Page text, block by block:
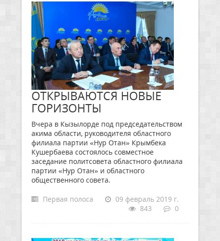
ОТКРЫВАЮТСЯ НОВЫЕ
ГОРИЗОНТЫ
Вчера в Кызылорде под председательством
акима области, руководителя областного
филиала партии «Нур Отан» Крымбека
Кушербаева состоялось совместное
заседание политсовета областного филиала
партии «Нур Отан» и областного
общественного совета.
Первая полоса
09 февраль 2019 г.
843
0